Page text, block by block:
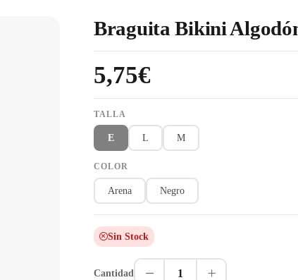
Braguita Bikini
5,75€
TALLA
E L M
COLOR
Arena Negro
Sin Stock
Cantidad 1